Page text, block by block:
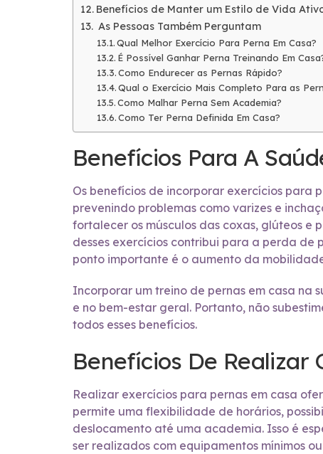
Benefícios de Manter um Estilo de Vida
As Pessoas Também Perguntam
Qual Melhor Exercício Para Perna Em Casa?
É Possível Ganhar Perna Treinando Em
Como Endurecer as Pernas Rápido?
Qual o Exercício Mais Completo Para as
Como Malhar Perna Sem Academia?
Como Ter Perna Definida Em Casa?
Benefícios Para A
Os benefícios de incorporar exercícios para
prevenindo problemas como varizes e
fortalecer os músculos das coxas, glúteos
desses exercícios contribui para a perda
ponto importante é o aumento da
Incorporar um treino de pernas em casa na
e no bem-estar geral. Portanto, não
todos esses benefícios.
Benefícios De Realizar
Realizar exercícios para pernas em casa
permite uma flexibilidade de horários,
deslocamento até uma academia. Isso é
ser realizados com equipamentos mínimos